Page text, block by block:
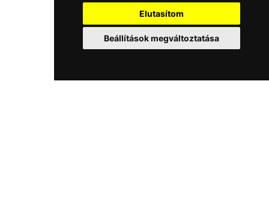
Elutasítom
Beállítások megváltoztatása